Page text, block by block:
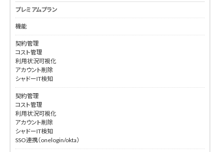
プレミアムプラン
機能
契約管理
コスト管理
利用状況可視化
アカウント削除
シャドーIT検知
契約管理
コスト管理
利用状況可視化
アカウント削除
シャドーIT検知
SSO連携（onelogin/okta）